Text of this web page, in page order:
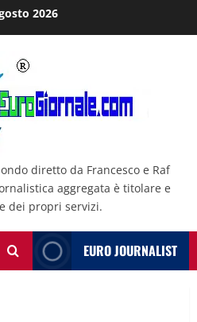
2026
diretto da Francesco e Raf
aggregata è titolare e
dei propri servizi.
EURO JOURNALIST